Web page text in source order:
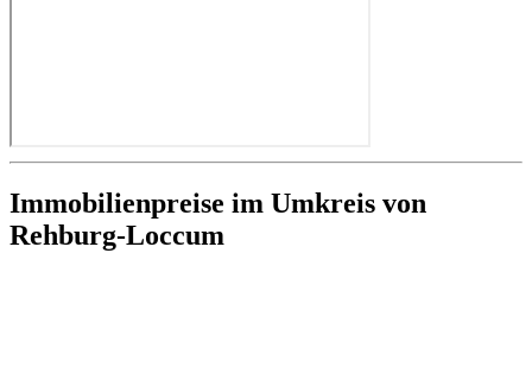
Immobilienpreise im Umkreis von
Rehburg-Loccum